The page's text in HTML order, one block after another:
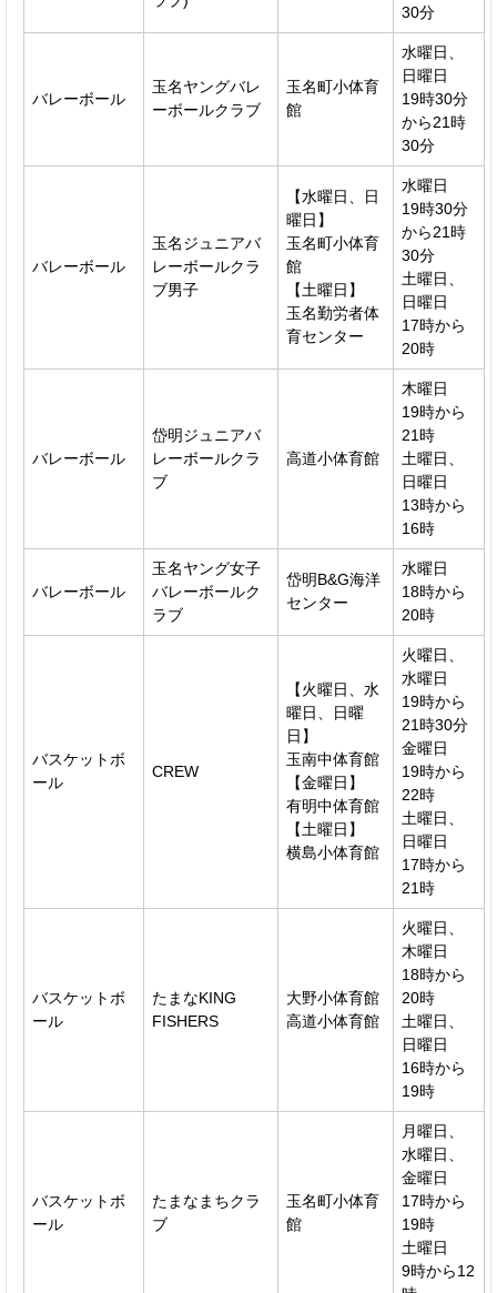
30分
バレーボール
玉名ヤングバレ
ーボールクラブ
玉名町小体育
館
水曜日、
日曜日
19時30分
から21時
30分
バレーボール
玉名ジュニアバ
レーボールクラ
ブ男子
【水曜日、日
曜日】
玉名町小体育
館
【土曜日】
玉名勤労者体
育センター
水曜日
19時30分
から21時
30分
土曜日、
日曜日
17時から
20時
バレーボール
岱明ジュニアバ
レーボールクラ
ブ
高道小体育館
木曜日
19時から
21時
土曜日、
日曜日
13時から
16時
バレーボール
玉名ヤング女子
バレーボールク
ラブ
岱明B&G海洋
センター
水曜日
18時から
20時
バスケットボ
ール
CREW
【火曜日、水
曜日、日曜
日】
玉南中体育館
【金曜日】
有明中体育館
【土曜日】
横島小体育館
火曜日、
水曜日
19時から
21時30分
金曜日
19時から
22時
土曜日、
日曜日
17時から
21時
バスケットボ
ール
たまなKING
FISHERS
大野小体育館
高道小体育館
火曜日、
木曜日
18時から
20時
土曜日、
日曜日
16時から
19時
バスケットボ
ール
たまなまちクラ
ブ
玉名町小体育
館
月曜日、
水曜日、
金曜日
17時から
19時
土曜日
9時から12